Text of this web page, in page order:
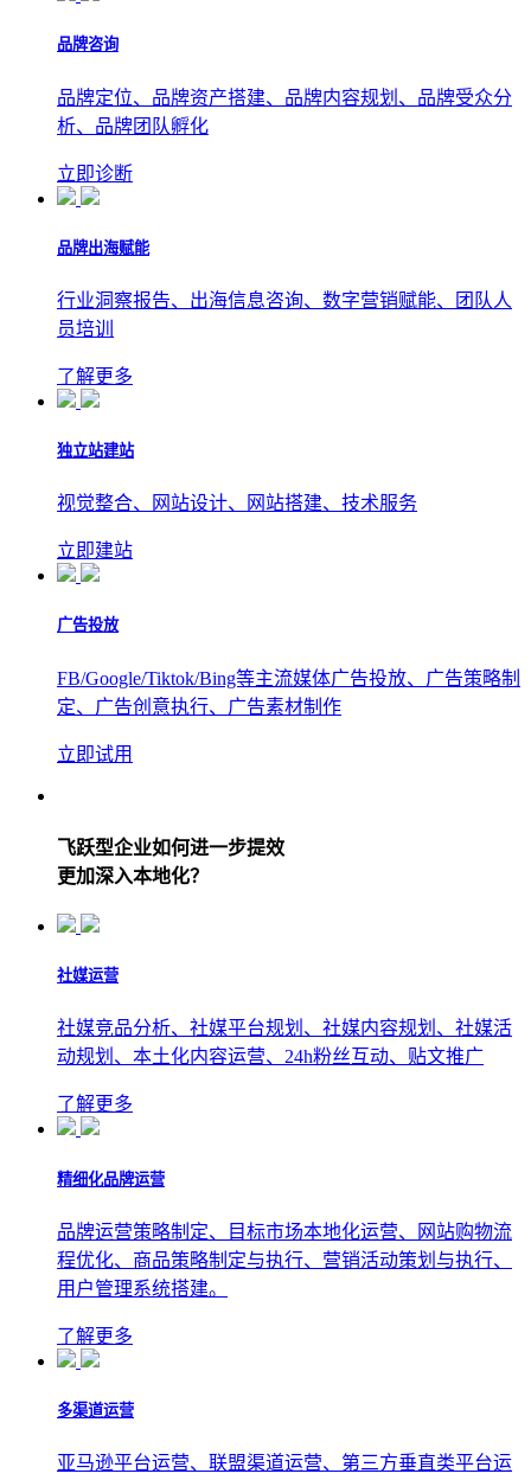
品牌咨询
品牌定位、品牌资产搭建、品牌内容规划、品牌受众分
析、品牌团队孵化
立即诊断
品牌出海赋能
行业洞察报告、出海信息咨询、数字营销赋能、团队人
员培训
了解更多
独立站建站
视觉整合、网站设计、网站搭建、技术服务
立即建站
广告投放
FB/Google/Tiktok/Bing等主流媒体广告投放、广告策略制
定、广告创意执行、广告素材制作
立即试用
飞跃型企业如何进一步提效
更加深入本地化？
社媒运营
社媒竞品分析、社媒平台规划、社媒内容规划、社媒活
动规划、本土化内容运营、24h粉丝互动、贴文推广
了解更多
精细化品牌运营
品牌运营策略制定、目标市场本地化运营、网站购物流
程优化、商品策略制定与执行、营销活动策划与执行、
用户管理系统搭建。
了解更多
多渠道运营
亚马逊平台运营、联盟渠道运营、第三方垂直类平台运